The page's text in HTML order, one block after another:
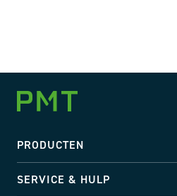
PRODUCTEN
SERVICE & HULP